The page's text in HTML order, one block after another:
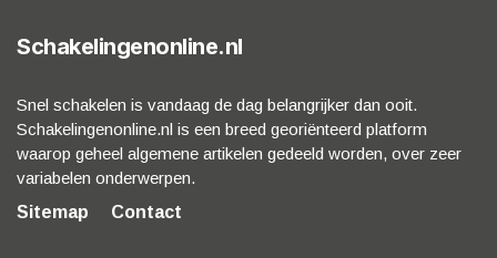
Schakelingenonline.nl
Snel schakelen is vandaag de dag belangrijker dan ooit.
Schakelingenonline.nl is een breed georiënteerd platform
waarop geheel algemene artikelen gedeeld worden, over zeer
variabelen onderwerpen.
Sitemap
Contact